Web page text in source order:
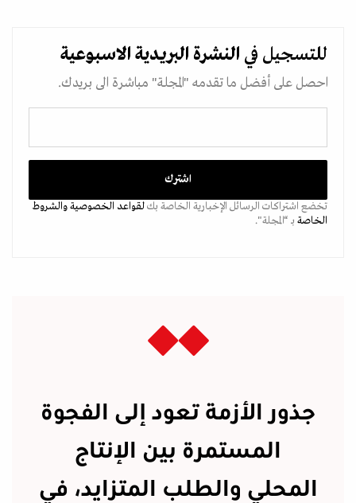
للتسجيل في النشرة البريدية الاسبوعية
احصل على أفضل ما تقدمه "المجلة" مباشرة الى بريدك.
تخضع اشتراكات الرسائل الإخبارية الخاصة بكلقواعد الخصوصيةوالشروط
الخاصة بـ “المجلة".
جذور الأزمة تعود إلى الفجوة
المستمرة بين الإنتاج
المحلي والطلب المتزايد، في